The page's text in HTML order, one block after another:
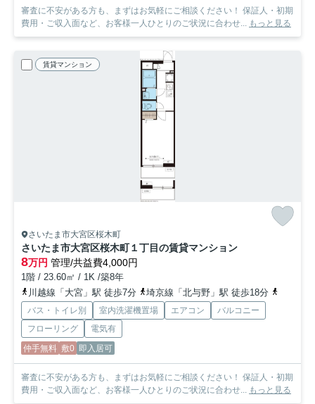
審査に不安がある方も、まずはお気軽にご相談ください！ 保証人・初期
費用・ご収入面など、お客様一人ひとりのご状況に合わせ... もっと見る
賃貸マンション
さいたま市大宮区桜木町
さいたま市大宮区桜木町１丁目の賃貸マンション
8万円 管理/共益費4,000円
1階 / 23.60㎡ / 1K /築8年
川越線「大宮」駅 徒歩7分
埼京線「北与野」駅 徒歩18分
バス・トイレ別 室内洗濯機置場 エアコン
バルコニー
フローリング
電気有
仲手無料 敷0 即入居可
審査に不安がある方も、まずはお気軽にご相談ください！ 保証人・初期
費用・ご収入面など、お客様一人ひとりのご状況に合わせ... もっと見る